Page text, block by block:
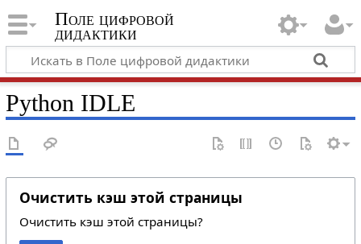
Поле цифровой
дидактики
Python IDLE
Очистить кэш этой страницы
Очистить кэш этой страницы?